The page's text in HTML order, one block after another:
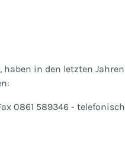
in den letzten
0861 589346 -